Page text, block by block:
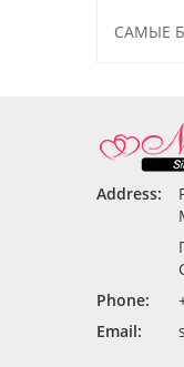
Address:
Phone:
Email: